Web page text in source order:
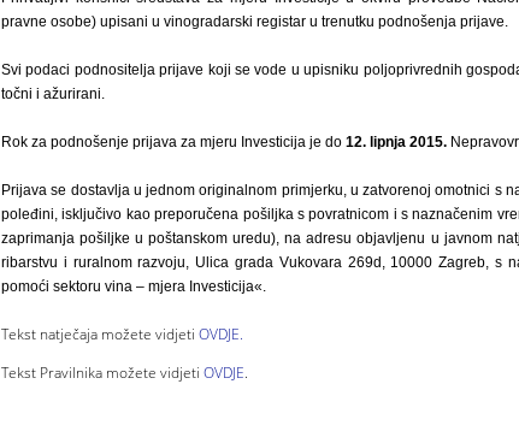
pravne osobe) upisani u vinogradarski registar u trenutku podnošenja prijave.
Svi podaci podnositelja prijave koji se vode u upisniku poljoprivrednih
točni i ažurirani.
Rok za podnošenje prijava za mjeru Investicija je do 12. lipnja 2015.
Prijava se dostavlja u jednom originalnom primjerku, u zatvorenoj omotnici s
poleđini, isključivo kao preporučena pošiljka s povratnicom i s naznačenim
zaprimanja pošiljke u poštanskom uredu), na adresu objavljenu u javnom
ribarstvu i ruralnom razvoju, Ulica grada Vukovara 269d, 10000 Zagreb, s
pomoći sektoru vina – mjera Investicija«.
Tekst natječaja možete vidjeti OVDJE.
Tekst Pravilnika možete vidjeti OVDJE.